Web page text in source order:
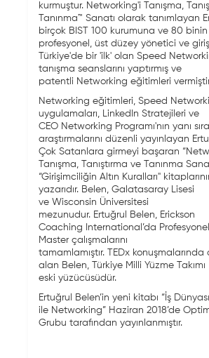
kurmuştur. Networking'i Tanışma,
Tanınma™ Sanatı olarak tanımlayan
birçok BIST 100 kurumuna ve 80
profesyonel, üst düzey yönetici ve
Türkiye'de bir 'ilk' olan Speed
tanışma seanslarını yaptırmış ve
patentli Networking eğitimleri
Networking eğitimleri, Speed
uygulamaları, LinkedIn Stratejileri ve
CEO Networking Programı'nın yanı sıra
araştırmalarını düzenli yayınlayan
Çok Satanlara girmeyi başaran
Tanışma, Tanıştırma ve Tanınma
“Girişimciliğin Altın Kuralları"
yazarıdır. Belen, Galatasaray Lisesi
ve Wisconsin Üniversitesi
mezunudur. Ertuğrul Belen, Erickson
Coaching International’da
Master çalışmalarını
tamamlamıştır. TEDx
alan Belen, Türkiye Milli Yüzme Takımı
eski yüzücüsüdür.
Ertuğrul Belen’in yeni kitabı “İş
ile Networking” Haziran 2018’de
Grubu tarafından yayınlanmıştır.